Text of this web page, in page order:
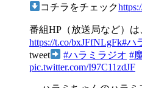
コチラをチェック
番組HP（放送局など）は
https://t.co/bxJFfNLgFk#ハ
tweet
#ハラミラジオ #
pic.twitter.com/I97C11zdJF